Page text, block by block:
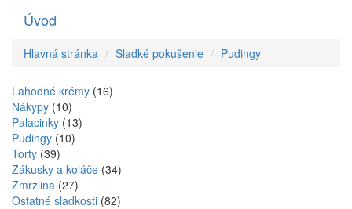
Úvod
Hlavná stránka Sladké pokušenie Pudingy
Lahodné krémy (16)
Nákypy (10)
Palacinky (13)
Pudingy (10)
Torty (39)
Zákusky a koláče (34)
Zmrzlina (27)
Ostatné sladkosti (82)